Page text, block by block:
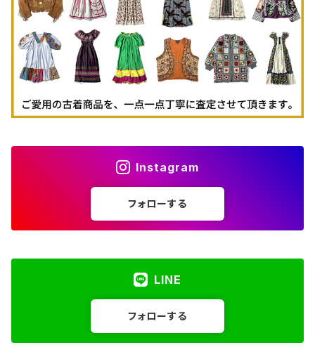
古着パーカー
古着タンクトップ
Instagram
フォローする
LINE
フォローする